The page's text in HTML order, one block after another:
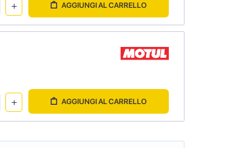
AGGIUNGI AL CARRELLO
AGGIUNGI AL CARRELLO